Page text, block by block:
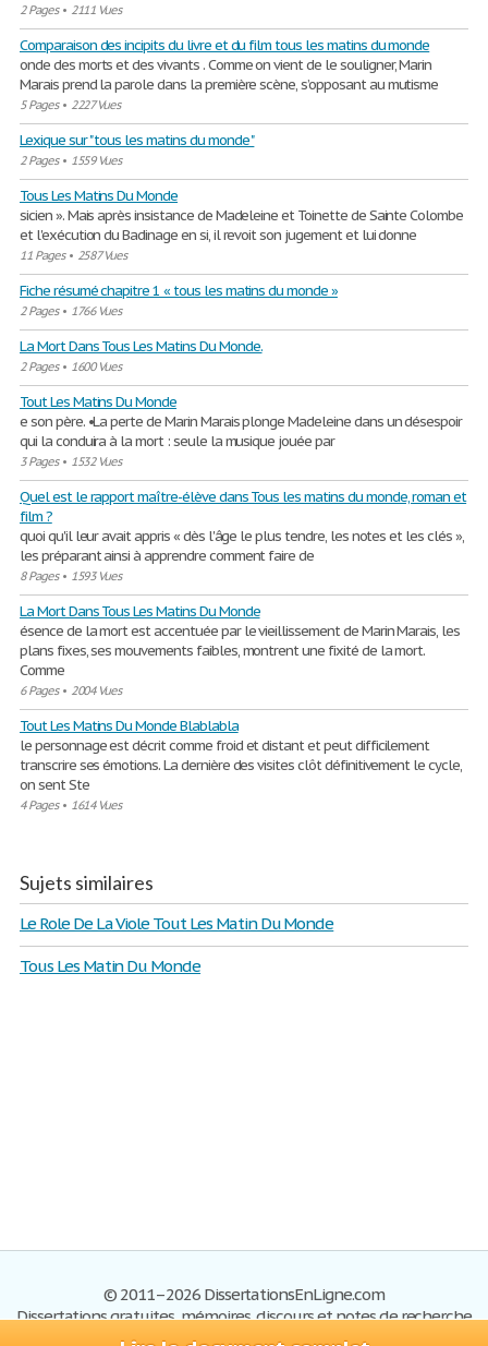
2 Pages• 2111 Vues
Comparaison des incipits du livre et du film tous les matins du monde
onde des morts et des vivants . Comme on vient de le souligner, Marin
Marais prend la parole dans la première scène, s’opposant au mutisme
5 Pages• 2227 Vues
Lexique sur " tous les matins du monde "
2 Pages• 1559 Vues
Tous Les Matins Du Monde
sicien ». Mais après insistance de Madeleine et Toinette de Sainte Colombe
et l'exécution du Badinage en si, il revoit son jugement et lui donne
11 Pages• 2587 Vues
Fiche résumé chapitre 1 « tous les matins du monde »
2 Pages• 1766 Vues
La Mort Dans Tous Les Matins Du Monde.
2 Pages• 1600 Vues
Tout Les Matins Du Monde
e son père. •La perte de Marin Marais plonge Madeleine dans un désespoir
qui la conduira à la mort : seule la musique jouée par
3 Pages• 1532 Vues
Quel est le rapport maître-élève dans Tous les matins du monde, roman et
film ?
quoi qu'il leur avait appris « dès l'âge le plus tendre, les notes et les clés »,
les préparant ainsi à apprendre comment faire de
8 Pages• 1593 Vues
La Mort Dans Tous Les Matins Du Monde
ésence de la mort est accentuée par le vieillissement de Marin Marais, les
plans fixes, ses mouvements faibles, montrent une fixité de la mort.
Comme
6 Pages• 2004 Vues
Tout Les Matins Du Monde Blablabla
le personnage est décrit comme froid et distant et peut difficilement
transcrire ses émotions. La dernière des visites clôt définitivement le cycle,
on sent Ste
4 Pages• 1614 Vues
Sujets similaires
Le Role De La Viole Tout Les Matin Du Monde
Tous Les Matin Du Monde
© 2011–2026 DissertationsEnLigne.com
Dissertations gratuites, mémoires, discours et notes de recherche